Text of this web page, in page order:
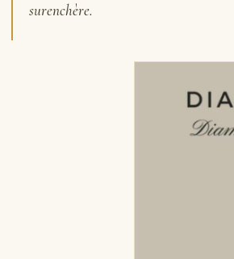
surenchère.